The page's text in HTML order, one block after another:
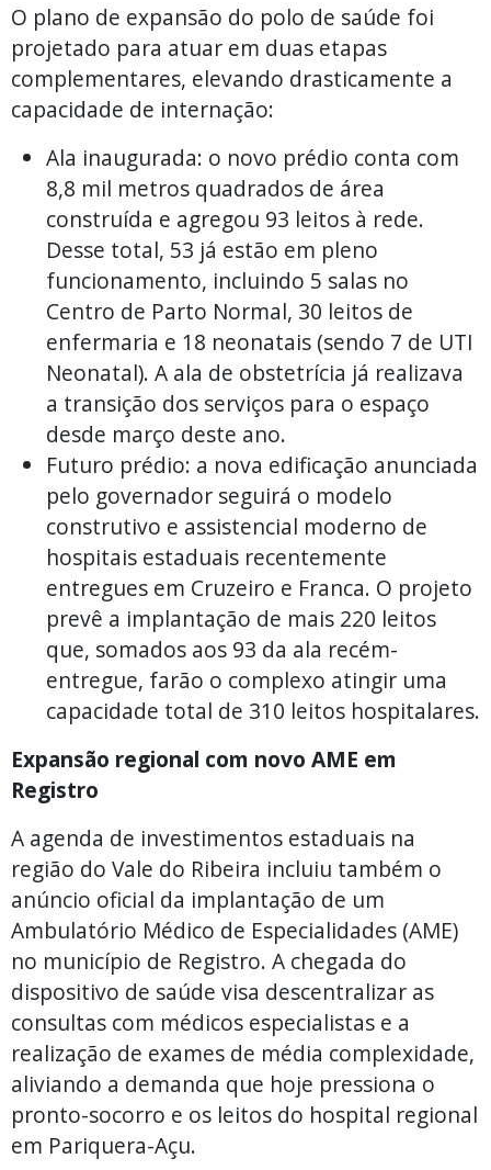
O plano de expansão do polo de saúde foi
projetado para atuar em duas etapas
complementares, elevando drasticamente a
capacidade de internação:
Ala inaugurada: o novo prédio conta com
8,8 mil metros quadrados de área
construída e agregou 93 leitos à rede.
Desse total, 53 já estão em pleno
funcionamento, incluindo 5 salas no
Centro de Parto Normal, 30 leitos de
enfermaria e 18 neonatais (sendo 7 de UTI
Neonatal). A ala de obstetrícia já realizava
a transição dos serviços para o espaço
desde março deste ano.
Futuro prédio: a nova edificação anunciada
pelo governador seguirá o modelo
construtivo e assistencial moderno de
hospitais estaduais recentemente
entregues em Cruzeiro e Franca. O projeto
prevê a implantação de mais 220 leitos
que, somados aos 93 da ala recém-
entregue, farão o complexo atingir uma
capacidade total de 310 leitos hospitalares.
Expansão regional com novo AME em
Registro
A agenda de investimentos estaduais na
região do Vale do Ribeira incluiu também o
anúncio oficial da implantação de um
Ambulatório Médico de Especialidades (AME)
no município de Registro. A chegada do
dispositivo de saúde visa descentralizar as
consultas com médicos especialistas e a
realização de exames de média complexidade,
aliviando a demanda que hoje pressiona o
pronto-socorro e os leitos do hospital regional
em Pariquera-Açu.